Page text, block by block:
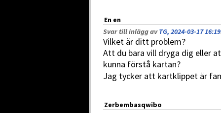
En en
Svar till inlägg avTG, 2024-03-17 16:19
Vilket är ditt problem?
Att du bara vill dryga dig eller
kunna förstå kartan?
Jag tycker att kartklippet är
Zerbembasqwibo